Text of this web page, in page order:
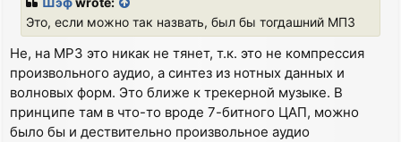
Это, если можно так назвать, был бы тогдашний МП3
Не, на MP3 это никак не тянет, т.к. это не компрессия
произвольного аудио, а синтез из нотных данных и
волновых форм. Это ближе к трекерной музыке. В
принципе там в что-то вроде 7-битного ЦАП, можно
было бы и дествительно произвольное аудио